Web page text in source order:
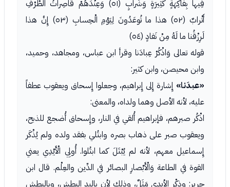
فِيها بِفاكِهَةٍ كَثِيرَةٍ وَشَرابٍ (٥١) وَعِنْدَهُمْ قاصِراتُ الطَّرْفِ
أَتْرابٌ (٥٢) هذا ما تُوعَدُونَ لِيَوْمِ الْحِسابِ (٥٣) إِنَّ هذا
لَرِزْقُنا ما لَهُ مِنْ نَفادٍ (٥٤)
قوله تعالى وَاذْكُرْ عِبادَنا وقرأ ابن عباس، ومجاهد، وحميد،
وابن محيصن، وابن كثير:
«عبدَنا» إِشارة إِلى إِبراهيم، وجعلوا إِسحاق ويعقوب عطفاً
عليه، لأنه الأصل وهما ولداه، والمعنى:
اذْكُر صبرهم، فإبراهيم أُلقي في النار، وإِسحاق أُضجع للذبح،
ويعقوب صبر على ذهاب بصره وابتُلي بفقد ولده ولم يُذْكَر
إِسماعيل معهم، لأنه لم يُبْتَلَ كما ابتُلوا. أُولِي الْأَيْدِي يعني
القوة في الطاعة وَالْأَبْصارِ البصائر في الدِّين والعِلْم. قال ابن
جرير: وذِكْر الأيدي مَثَلٌ، وذلك لأن باليد البطش، وبالبطش